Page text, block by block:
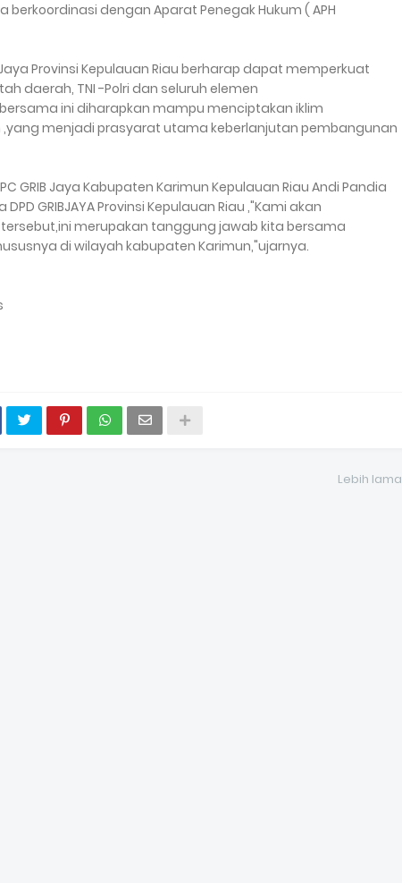
dengan Aparat Penegak Hukum ( APH
Jaya Provinsi Kepulauan Riau berharap dapat memperkuat
daerah, TNI -Polri dan seluruh elemen
ini diharapkan mampu menciptakan iklim
menjadi prasyarat utama keberlanjutan pembangunan
GRIB Jaya Kabupaten Karimun Kepulauan Riau Andi Pandia
GRIBJAYA Provinsi Kepulauan Riau ,"Kami akan
merupakan tanggung jawab kita bersama
di wilayah kabupaten Karimun,"ujarnya.
Lebih lama